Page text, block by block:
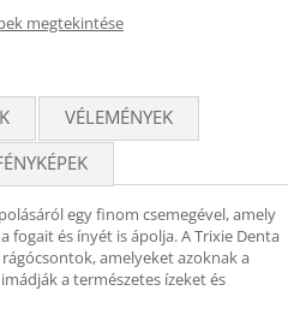
megtekintése
VÉLEMÉNYEK
egy finom csemegével, amely
fogait és ínyét is ápolja. A Trixie Denta
amelyeket azoknak a
a természetes ízeket és